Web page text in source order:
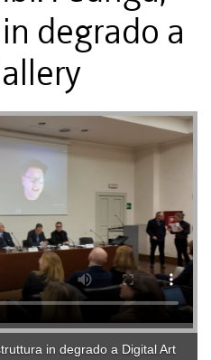
degrado a
in degrado a Digital Art